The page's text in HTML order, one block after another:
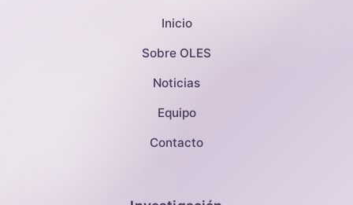
Inicio
Sobre OLES
Noticias
Equipo
Contacto